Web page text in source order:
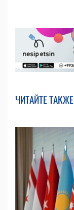
ЧИТАЙТЕ ТАКЖЕ